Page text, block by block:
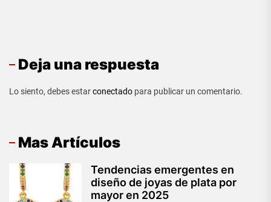
Deja una respuesta
Lo siento, debes estarconectado para publicar un comentario.
Mas Artículos
Tendencias emergentes en
diseño de joyas de plata por
mayor en 2025